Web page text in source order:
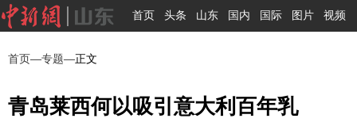
首页 头条 山东 国内 国际 图片 视频
首页—专题—正文
青岛莱西何以吸引意大利百年乳